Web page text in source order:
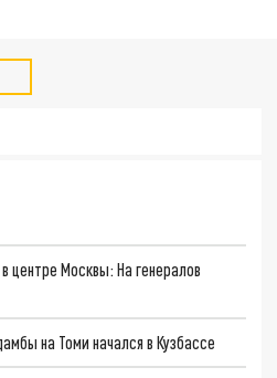
центре Москвы: На генералов
на Томи начался в Кузбассе